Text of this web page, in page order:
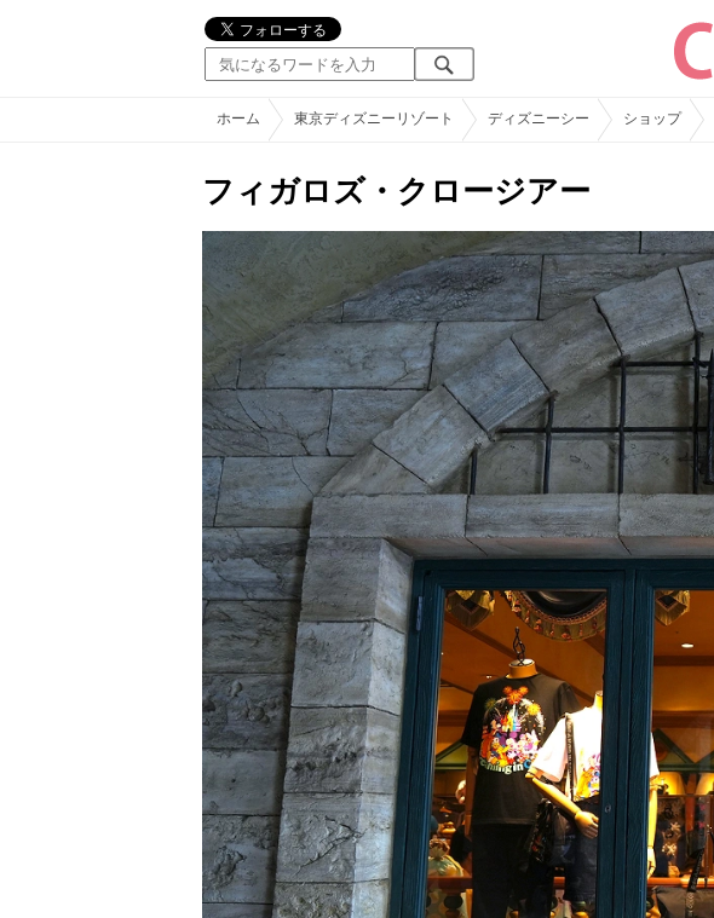
ホーム 東京ディズニーリゾート ディズニーシー ショップ
フィガロズ・クロージアー